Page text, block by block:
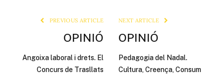
PREVIOUS ARTICLE
OPINIÓ
Angoixa laboral i drets. El
Concurs de Trasllats
NEXT ARTICLE
OPINIÓ
Pedagogia del Nadal.
Cultura, Creença, Consum